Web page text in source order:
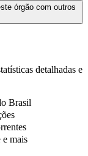
órgão com outros
detalhadas e
Brasil
mais